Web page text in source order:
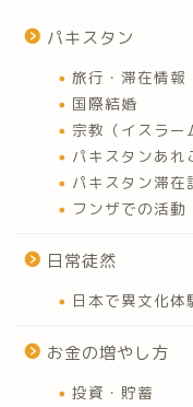
パキスタン
旅行・滞在情報
国際結婚
宗教（イスラー
パキスタンあれ
パキスタン滞在
フンザでの活動
日常徒然
日本で異文化体
お金の増やし方
投資・貯蓄